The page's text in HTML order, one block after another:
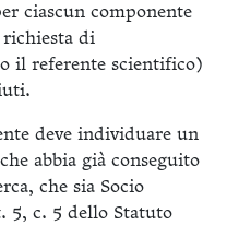
ciascun componente
richiesta di
il referente scientifico)
deve individuare un
abbia già conseguito
che sia Socio
5, c. 5 dello Statuto